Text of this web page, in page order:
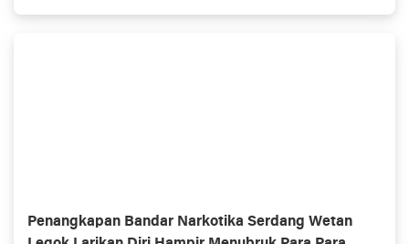
Penangkapan Bandar Narkotika Serdang Wetan